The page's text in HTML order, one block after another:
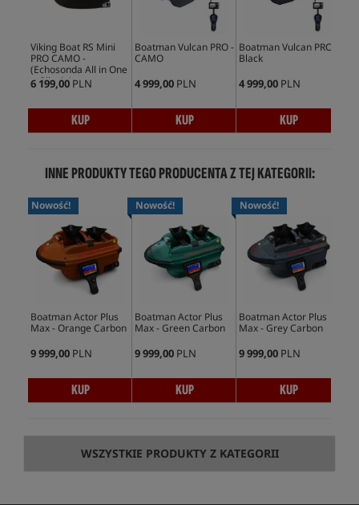
Viking Boat RS Mini
PRO CAMO -
(Echosonda All in One
w Pilocie)
6 199,00 PLN
KUP
Boatman Vulcan PRO -
CAMO
4 999,00 PLN
KUP
Boatman Vulcan PRO -
Black
4 999,00 PLN
KUP
INNE PRODUKTY TEGO PRODUCENTA Z TEJ KATEGORII:
Nowość!
Boatman Actor Plus
Max - Orange Carbon
9 999,00 PLN
KUP
Nowość!
Boatman Actor Plus
Max - Green Carbon
9 999,00 PLN
KUP
Nowość!
Boatman Actor Plus
Max - Grey Carbon
9 999,00 PLN
KUP
WSZYSTKIE PRODUKTY Z KATEGORII